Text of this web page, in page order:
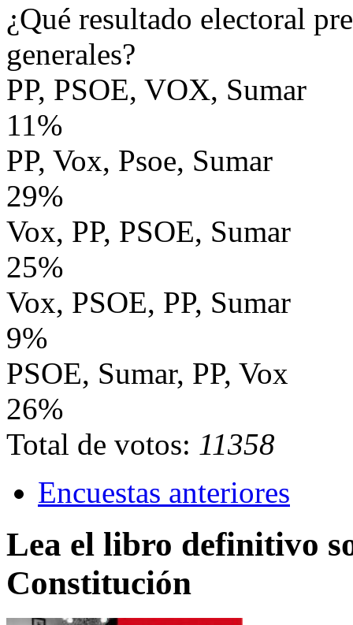
¿Qué resultado electoral
generales?
PP, PSOE, VOX, Sumar
11%
PP, Vox, Psoe, Sumar
29%
Vox, PP, PSOE, Sumar
25%
Vox, PSOE, PP, Sumar
9%
PSOE, Sumar, PP, Vox
26%
Total de votos: 11358
Encuestas anteriores
Lea el libro definitivo
Constitución